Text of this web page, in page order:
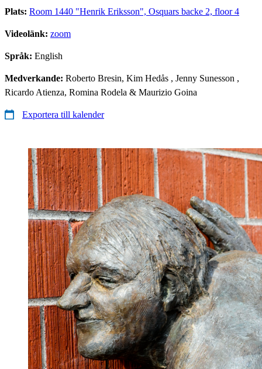
Plats: Room 1440 "Henrik Eriksson", Osquars backe 2, floor 4
Videolänk: zoom
Språk: English
Medverkande: Roberto Bresin, Kim Hedås , Jenny Sunesson ,
Ricardo Atienza, Romina Rodela & Maurizio Goina
Exportera till kalender